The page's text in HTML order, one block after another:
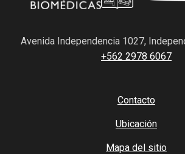
Avenida Independencia 1027,
+562 2978 6067
Contacto
Ubicación
Mapa del sitio